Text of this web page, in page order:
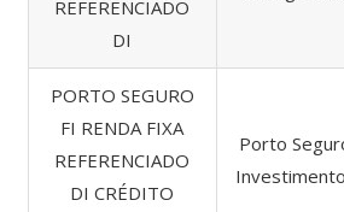
REFERENCIADO
DI
PORTO SEGURO
FI RENDA FIXA
REFERENCIADO
DI CRÉDITO
Porto